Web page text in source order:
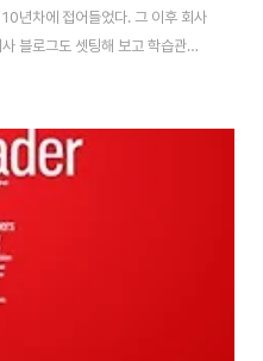
년차에 접어들었다. 그 이후 회사
블로그도 셋팅해 보고 학습관리
시켜 보았고 나름 다양한 시도
증하면서 블로그에 대한 애정과 관
되고 유망한 스타트업 회사들이
등의 큰 흐름의 변화가 근래 4년
느 정도 공감하는 바일 것이다. 기